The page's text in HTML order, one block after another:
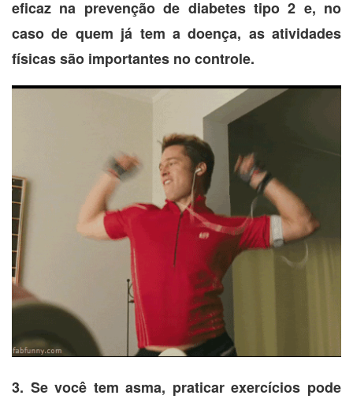
eficaz na prevenção de diabetes tipo 2 e, no
caso de quem já tem a doença, as atividades
físicas são importantes no controle.
3. Se você tem asma, praticar exercícios pode